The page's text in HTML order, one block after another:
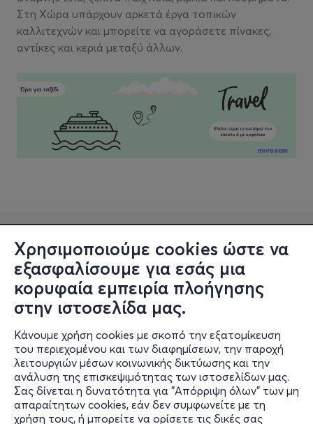
Χρησιμοποιούμε cookies ώστε να
εξασφαλίσουμε για εσάς μια
κορυφαία εμπειρία πλοήγησης
στην ιστοσελίδα μας.
Κάνουμε χρήση cookies με σκοπό την εξατομίκευση
του περιεχομένου και των διαφημίσεων, την παροχή
λειτουργιών μέσων κοινωνικής δικτύωσης και την
ανάλυση της επισκεψιμότητας των ιστοσελίδων μας.
Σας δίνεται η δυνατότητα για "Απόρριψη όλων" των μη
απαραίτητων cookies, εάν δεν συμφωνείτε με τη
χρήση τους, ή μπορείτε να ορίσετε τις δικές σας
Στη Χώρα υπάρχουν αρκετά έργα τοπικών
καλλιτεχνών και μπορείτε να αγοράσετε πίνακες,
αντίκες και κεριά μεταξύ άλλων.
Πληροφορίες
Υποστήριξη
Stay Connected